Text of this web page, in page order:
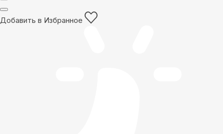
Добавить в Избранное